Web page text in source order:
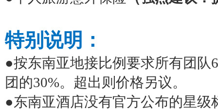
特别说明：
●按东南亚地接比例要求所有团队
团的30%。超出则价格另议。
●东南亚酒店没有官方公布的星级